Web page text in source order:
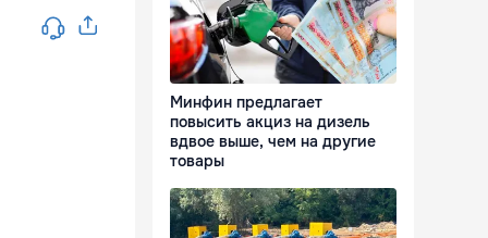
Минфин предлагает
повысить акциз на дизель
вдвое выше, чем на другие
товары